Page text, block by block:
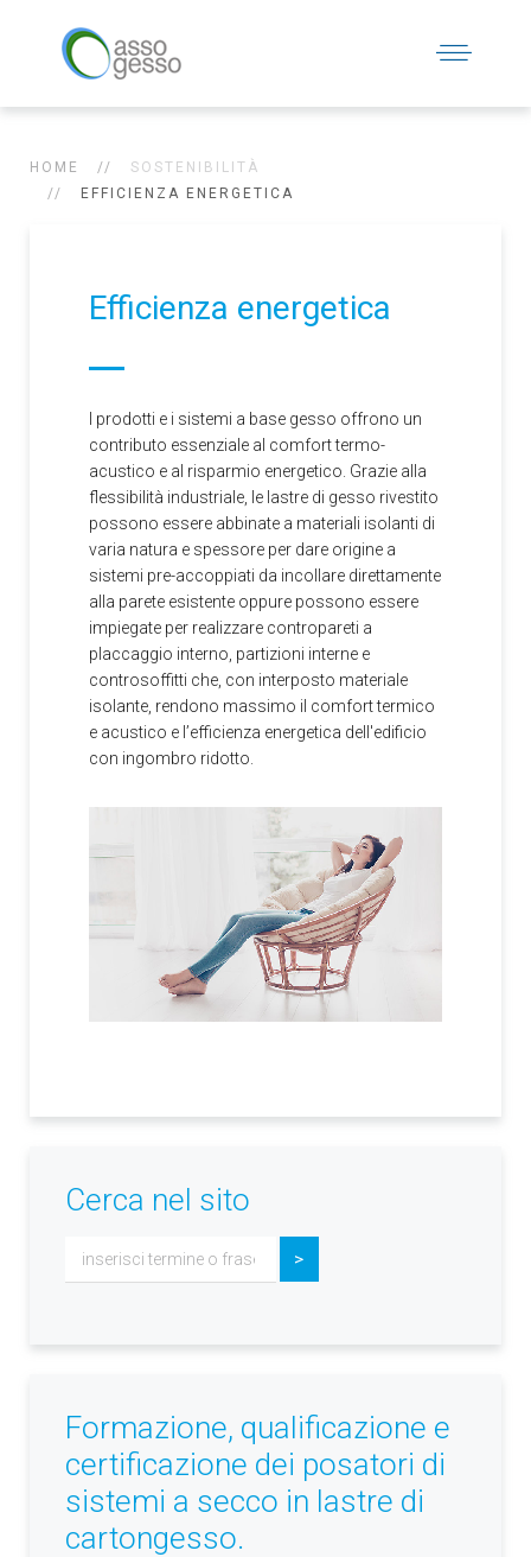
HOME
SOSTENIBILITÀ
EFFICIENZA ENERGETICA
Efficienza energetica
I prodotti e i sistemi a base gesso offrono un
contributo essenziale al comfort termo-
acustico e al risparmio energetico. Grazie alla
flessibilità industriale, le lastre di gesso rivestito
possono essere abbinate a materiali isolanti di
varia natura e spessore per dare origine a
sistemi pre-accoppiati da incollare direttamente
alla parete esistente oppure possono essere
impiegate per realizzare contropareti a
placcaggio interno, partizioni interne e
controsoffitti che, con interposto materiale
isolante, rendono massimo il comfort termico
e acustico e l’efficienza energetica dell'edificio
con ingombro ridotto.
Cerca nel sito
Cerca... >
Formazione, qualificazione e
certificazione dei posatori di
sistemi a secco in lastre di
cartongesso.